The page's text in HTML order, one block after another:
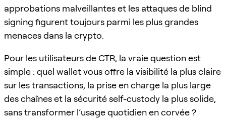
approbations malveillantes et les attaques de blind
signing figurent toujours parmi les plus grandes
menaces dans la crypto.
Pour les utilisateurs de CTR, la vraie question est
simple : quel wallet vous offre la visibilité la plus claire
sur les transactions, la prise en charge la plus large
des chaînes et la sécurité self-custody la plus solide,
sans transformer l’usage quotidien en corvée ?